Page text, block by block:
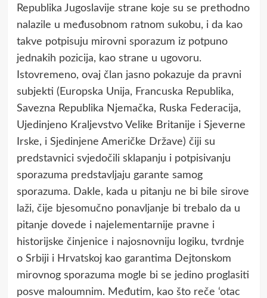
Republika Jugoslavije strane koje su se prethodno
nalazile u međusobnom ratnom sukobu, i da kao
takve potpisuju mirovni sporazum iz potpuno
jednakih pozicija, kao strane u ugovoru.
Istovremeno, ovaj član jasno pokazuje da pravni
subjekti (Europska Unija, Francuska Republika,
Savezna Republika Njemačka, Ruska Federacija,
Ujedinjeno Kraljevstvo Velike Britanije i Sjeverne
Irske, i Sjedinjene Američke Države) čiji su
predstavnici svjedočili sklapanju i potpisivanju
sporazuma predstavljaju garante samog
sporazuma. Dakle, kada u pitanju ne bi bile sirove
laži, čije bjesomučno ponavljanje bi trebalo da u
pitanje dovede i najelementarnije pravne i
historijske činjenice i najosnovniju logiku, tvrdnje
o Srbiji i Hrvatskoj kao garantima Dejtonskom
mirovnog sporazuma mogle bi se jedino proglasiti
posve maloumnim. Međutim, kao što reče ‘otac